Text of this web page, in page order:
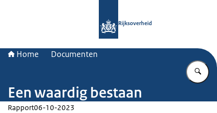
Rijksoverheid
Home Documenten
Een waardig bestaan
Rapport06-10-2023